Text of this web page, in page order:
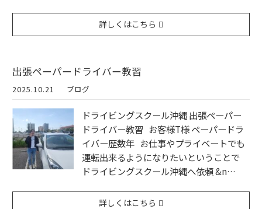
詳しくはこちら
出張ペーパードライバー教習
2025.10.21 ブログ
ドライビングスクール沖縄 出張ペーパー
ドライバー教習 お客様T様 ペーパードラ
イバー歴数年 お仕事やプライベートでも
運転出来るようになりたいということで
ドライビングスクール沖縄へ依頼 &n…
詳しくはこちら